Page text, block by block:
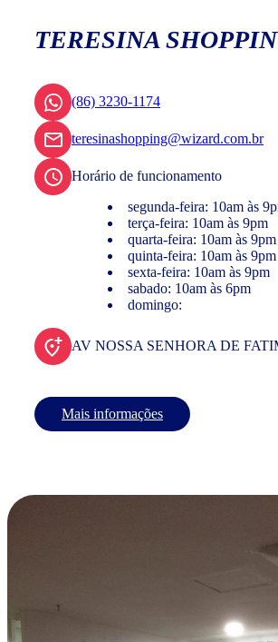
TERESINA
(86) 3230-1174
teresinashopping@wizard.com.br
Horário de funcionamento
segunda-feira: 10am às
terça-feira: 10am às 9pm
quarta-feira: 10am às 9pm
quinta-feira: 10am às 9pm
sexta-feira: 10am às 9pm
sabado: 10am às 6pm
domingo:
AV NOSSA SENHORA DE
Mais informações